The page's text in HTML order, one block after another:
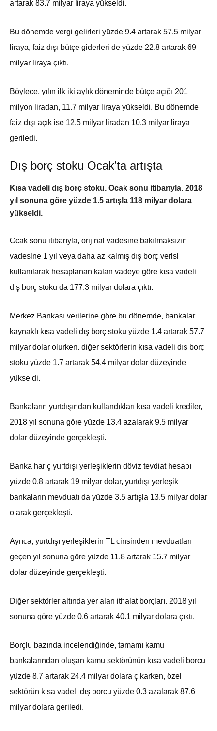
artarak 83.7 milyar liraya yükseldi.
Bu dönemde vergi gelirleri yüzde 9.4 artarak 57.5 milyar
liraya, faiz dışı bütçe giderleri de yüzde 22.8 artarak 69
milyar liraya çıktı.
Böylece, yılın ilk iki aylık döneminde bütçe açığı 201
milyon liradan, 11.7 milyar liraya yükseldi. Bu dönemde
faiz dışı açık ise 12.5 milyar liradan 10,3 milyar liraya
geriledi.
Dış borç stoku Ocak’ta artışta
Kısa vadeli dış borç stoku, Ocak sonu itibarıyla, 2018
yıl sonuna göre yüzde 1.5 artışla 118 milyar dolara
yükseldi.
Ocak sonu itibarıyla, orijinal vadesine bakılmaksızın
vadesine 1 yıl veya daha az kalmış dış borç verisi
kullanılarak hesaplanan kalan vadeye göre kısa vadeli
dış borç stoku da 177.3 milyar dolara çıktı.
Merkez Bankası verilerine göre bu dönemde, bankalar
kaynaklı kısa vadeli dış borç stoku yüzde 1.4 artarak 57.7
milyar dolar olurken, diğer sektörlerin kısa vadeli dış borç
stoku yüzde 1.7 artarak 54.4 milyar dolar düzeyinde
yükseldi.
Bankaların yurtdışından kullandıkları kısa vadeli krediler,
2018 yıl sonuna göre yüzde 13.4 azalarak 9.5 milyar
dolar düzeyinde gerçekleşti.
Banka hariç yurtdışı yerleşiklerin döviz tevdiat hesabı
yüzde 0.8 artarak 19 milyar dolar, yurtdışı yerleşik
bankaların mevduatı da yüzde 3.5 artışla 13.5 milyar dolar
olarak gerçekleşti.
Ayrıca, yurtdışı yerleşiklerin TL cinsinden mevduatları
geçen yıl sonuna göre yüzde 11.8 artarak 15.7 milyar
dolar düzeyinde gerçekleşti.
Diğer sektörler altında yer alan ithalat borçları, 2018 yıl
sonuna göre yüzde 0.6 artarak 40.1 milyar dolara çıktı.
Borçlu bazında incelendiğinde, tamamı kamu
bankalarından oluşan kamu sektörünün kısa vadeli borcu
yüzde 8.7 artarak 24.4 milyar dolara çıkarken, özel
sektörün kısa vadeli dış borcu yüzde 0.3 azalarak 87.6
milyar dolara geriledi.